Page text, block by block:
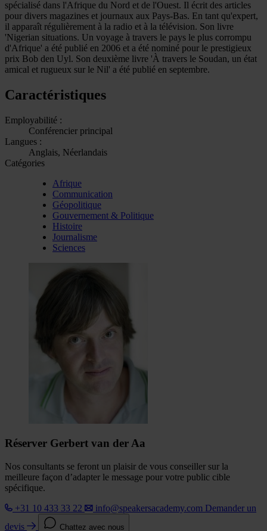
spécialisé dans l'Afrique du Nord et de l'Ouest. Il écrit des articles
pour divers magazines et journaux aux Pays-Bas. En tant qu'expert,
il apparaît régulièrement à la radio et à la télévision. Son livre
'Nigerian situations. Un voyage à travers le pays le plus corrompu
d'Afrique' a été publié en 2006 et a été nominé pour le prestigieux
prix Bob den Uyl. Son deuxième livre 'À travers le Soudan, un état
amical et rugueux sur le Nil' a été publié en septembre.
Caractéristiques
Employabilité :
Conférencier principal
Langues :
Anglais, Néerlandais
Catégories
Afrique
Communication
Géopolitique
Gouvernement & Politique
Histoire
Journalisme
Sciences
Réserver Gerbert van der Aa
Nos consultants se feront un plaisir de vous conseiller sur la
meilleure façon d’adapter le message pour votre public cible
spécifique.
+31 10 433 33 22
info@speakersacademy.com Demander un
devis
Chattez avec nous